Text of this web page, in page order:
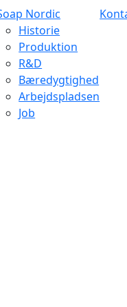
Nordic
Historie
Produktion
R&D
Bæredygtighed
Arbejdspladsen
Job